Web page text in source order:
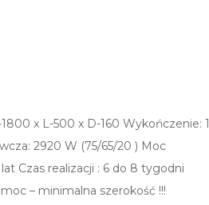
x L-500 x D-160 Wykończenie: 1
2920 W (75/65/20 ) Moc
Czas realizacji : 6 do 8 tygodni
– minimalna szerokość !!!